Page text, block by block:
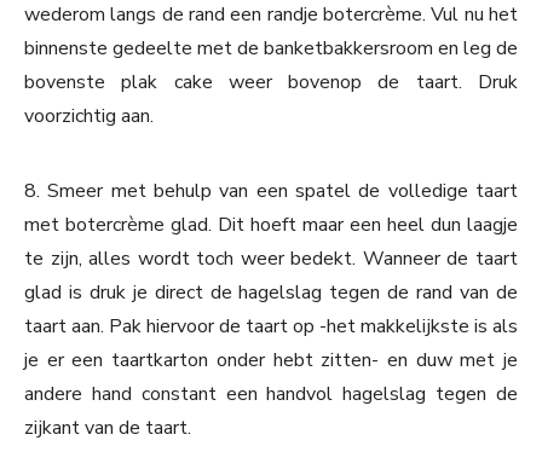
wederom langs de rand een randje botercrème. Vul nu het
binnenste gedeelte met de banketbakkersroom en leg de
bovenste plak cake weer bovenop de taart. Druk
voorzichtig aan.
8. Smeer met behulp van een spatel de volledige taart
met botercrème glad. Dit hoeft maar een heel dun laagje
te zijn, alles wordt toch weer bedekt. Wanneer de taart
glad is druk je direct de hagelslag tegen de rand van de
taart aan. Pak hiervoor de taart op -het makkelijkste is als
je er een taartkarton onder hebt zitten- en duw met je
andere hand constant een handvol hagelslag tegen de
zijkant van de taart.